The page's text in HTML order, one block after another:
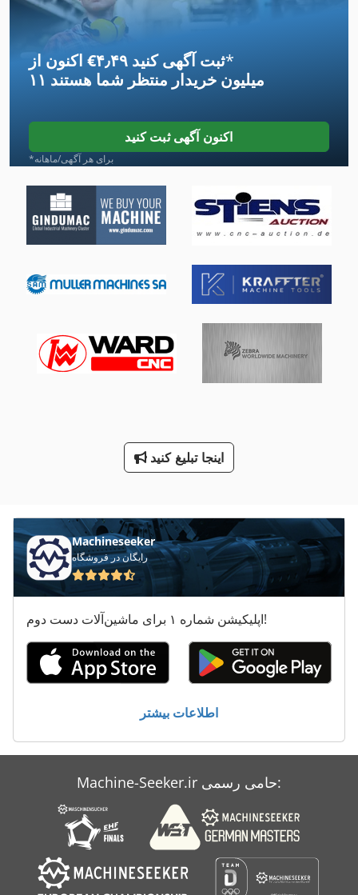
Ls 703
Ppl
جدول 8 Mm قیچی
جعبه های خنک کننده
حمل صلیب
حمل کیسه
راهنمای Lm
قطعات یدکی
لوازم كارگاه
کار خودرو
اکنون از ‎€۴٫۴۹ ثبت آگهی کنید*
۱۱ میلیون خریدار منتظر شما هستند
اکنون آگهی ثبت کنید
*برای هر آگهی/ماهانه
اینجا تبلیغ کنید
Machineseeker
رایگان در فروشگاه
اپلیکیشن شماره ۱ برای ماشین‌آلات دست دوم!
اطلاعات بیشتر
Machine-Seeker.ir حامی رسمی: